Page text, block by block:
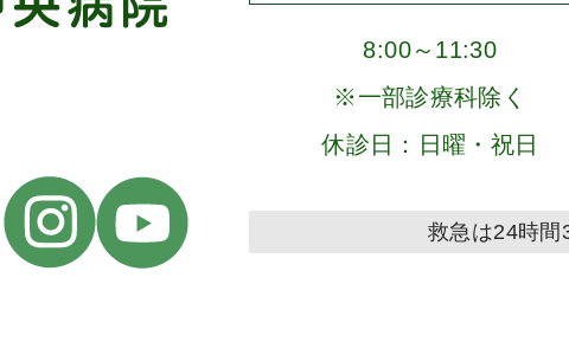
8:00～11:30
※一部診療科除く
休診日：日曜・祝日
救急は24時間